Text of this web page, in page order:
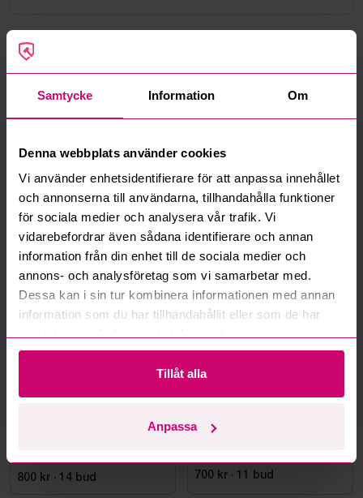
Samtycke Information Om
Denna webbplats använder cookies
Vi använder enhetsidentifierare för att anpassa innehållet
och annonserna till användarna, tillhandahålla funktioner
för sociala medier och analysera vår trafik. Vi
vidarebefordrar även sådana identifierare och annan
information från din enhet till de sociala medier och
annons- och analysföretag som vi samarbetar med.
Dessa kan i sin tur kombinera informationen med annan
information som du har tillhandahållit eller som de har
Tillåt alla
Anpassa
Mer från samma kategori
Bromma 4d 12h
CU34E4CW, 34 tum
Haninge 11d 13h
800 kr · 14 bud
Samsung
700 kr · 11 bud